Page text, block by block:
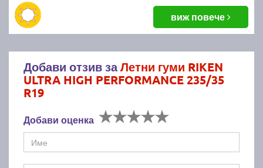
виж повече
Добави отзив заЛетни гуми RIKEN
ULTRA HIGH PERFORMANCE 235/35
R19
Добави оценка